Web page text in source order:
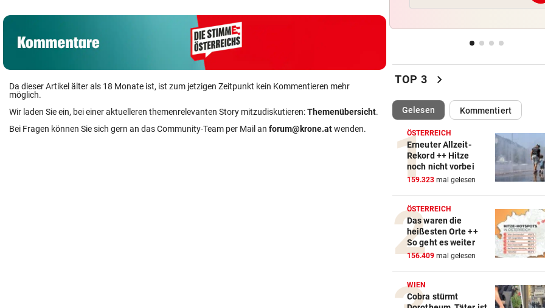
Da dieser Artikel älter als 18 Monate ist, ist zum jetzigen Zeitpunkt kein Kommentieren mehr
möglich.
Wir laden Sie ein, bei einer aktuelleren themenrelevanten Story mitzudiskutieren:Themenübersicht.
Bei Fragen können Sie sich gern an das Community-Team per Mail an forum@krone.atwenden.
Drei Festnahmen wegen
Arabella Kiesbauer kontert
Kanzler-Sager
BEI FUSSBALL-TURNIER
Brutal! Amateur-Kicker stirbt
nach Blitz-Einschlag
RUMPELN UND STAUBWOLKE vor
Massiver Felssturz: „Zum
TOP 3 chevron_right
Gelesen(ausgewählt)Kommentiert
ÖSTERREICH
Erneuter Allzeit-
Rekord ++ Hitze
noch nicht vorbei
159.323 mal gelesen
ÖSTERREICH
Das waren die
heißesten Orte ++
So geht es weiter
156.409 mal gelesen
WIEN
Cobra stürmt